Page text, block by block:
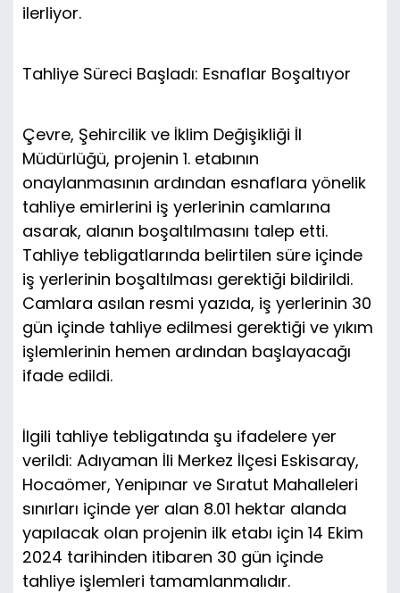
ilerliyor.
Tahliye Süreci Başladı: Esnaflar Boşaltıyor
Çevre, Şehircilik ve İklim Değişikliği İl
Müdürlüğü, projenin 1. etabının
onaylanmasının ardından esnaflara yönelik
tahliye emirlerini iş yerlerinin camlarına
asarak, alanın boşaltılmasını talep etti.
Tahliye tebligatlarında belirtilen süre içinde
iş yerlerinin boşaltılması gerektiği bildirildi.
Camlara asılan resmi yazıda, iş yerlerinin 30
gün içinde tahliye edilmesi gerektiği ve yıkım
işlemlerinin hemen ardından başlayacağı
ifade edildi.
İlgili tahliye tebligatında şu ifadelere yer
verildi: Adıyaman İli Merkez İlçesi Eskisaray,
Hocaömer, Yenipınar ve Sıratut Mahalleleri
sınırları içinde yer alan 8.01 hektar alanda
yapılacak olan projenin ilk etabı için 14 Ekim
2024 tarihinden itibaren 30 gün içinde
tahliye işlemleri tamamlanmalıdır.